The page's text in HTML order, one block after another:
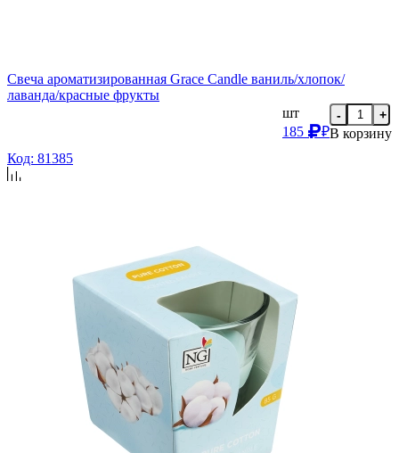
Свеча ароматизированная Grace Candle ваниль/хлопок/
лаванда/красные фрукты
шт
185
₽
- +
В корзину
Код: 81385